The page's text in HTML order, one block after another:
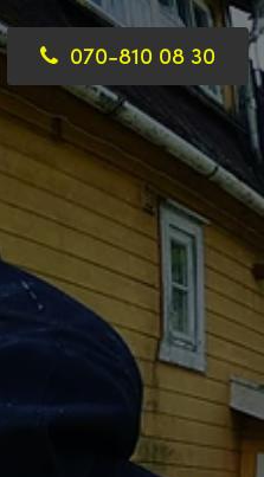
070-810 08 30